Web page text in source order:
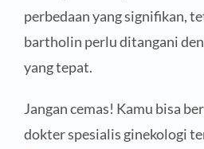
perbedaan yang signifikan,
bartholin perlu ditangani
yang tepat.
Jangan cemas! Kamu bisa
dokter spesialis ginekologi